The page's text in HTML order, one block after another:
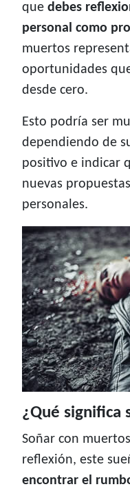
que debes
personal como
muertos
oportunidades
desde cero.
Esto podría ser
dependiendo de
positivo e indicar
nuevas
personales.
¿Qué significa
Soñar con
reflexión, este
encontrar el